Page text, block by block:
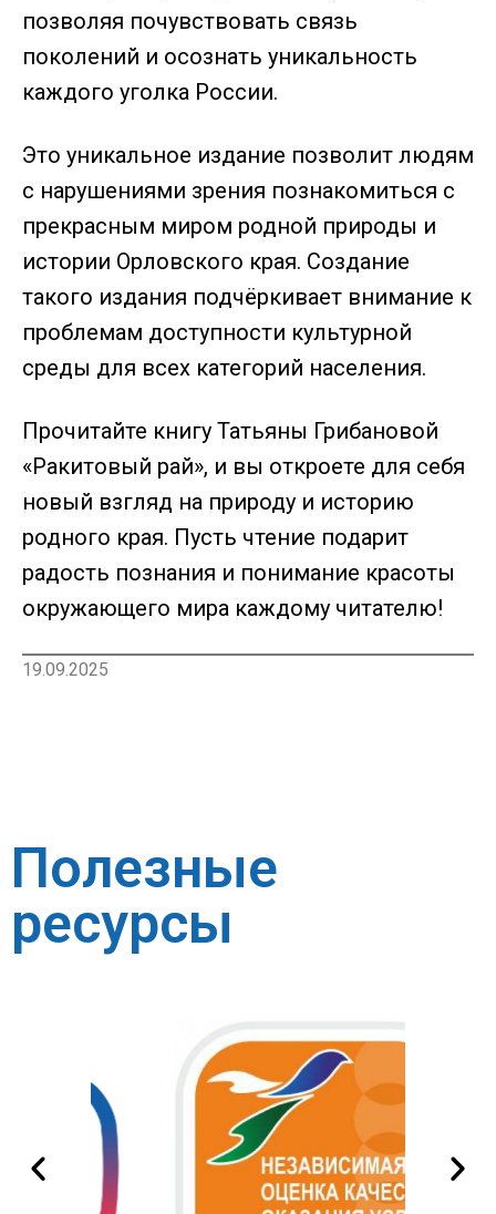
позволяя почувствовать связь
поколений и осознать уникальность
каждого уголка России.
Это уникальное издание позволит людям
с нарушениями зрения познакомиться с
прекрасным миром родной природы и
истории Орловского края. Создание
такого издания подчёркивает внимание к
проблемам доступности культурной
среды для всех категорий населения.
Прочитайте книгу Татьяны Грибановой
«Ракитовый рай», и вы откроете для себя
новый взгляд на природу и историю
родного края. Пусть чтение подарит
радость познания и понимание красоты
окружающего мира каждому читателю!
19.09.2025
Полезные
ресурсы